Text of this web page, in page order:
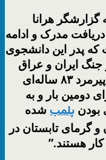
گزارشگر هرانا
مدرک و ادامه
پدر این دانشجوی
جنگ ایران و عراق
بوده و پدربزرگ او فریدون اغصانی پیرمرد ۸۳ ساله‌ای
دومین بار و به
پلمب شده
گرمای تابستان در
هستند.”